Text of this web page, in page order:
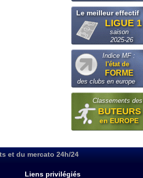
Le meilleur effectif
LIGUE 1
saison
2025-26
Indice MF :
l'état de
FORME
des clubs en europe
Classements des
BUTEURS
en EUROPE
et du mercato 24h/24
Liens privilégiés